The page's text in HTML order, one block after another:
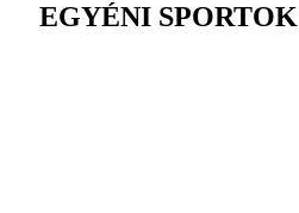
EGYÉNI SPORTOK